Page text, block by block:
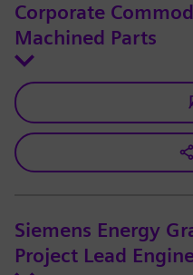
Corporate
Machined Parts
Siemens Energy
Project Lead